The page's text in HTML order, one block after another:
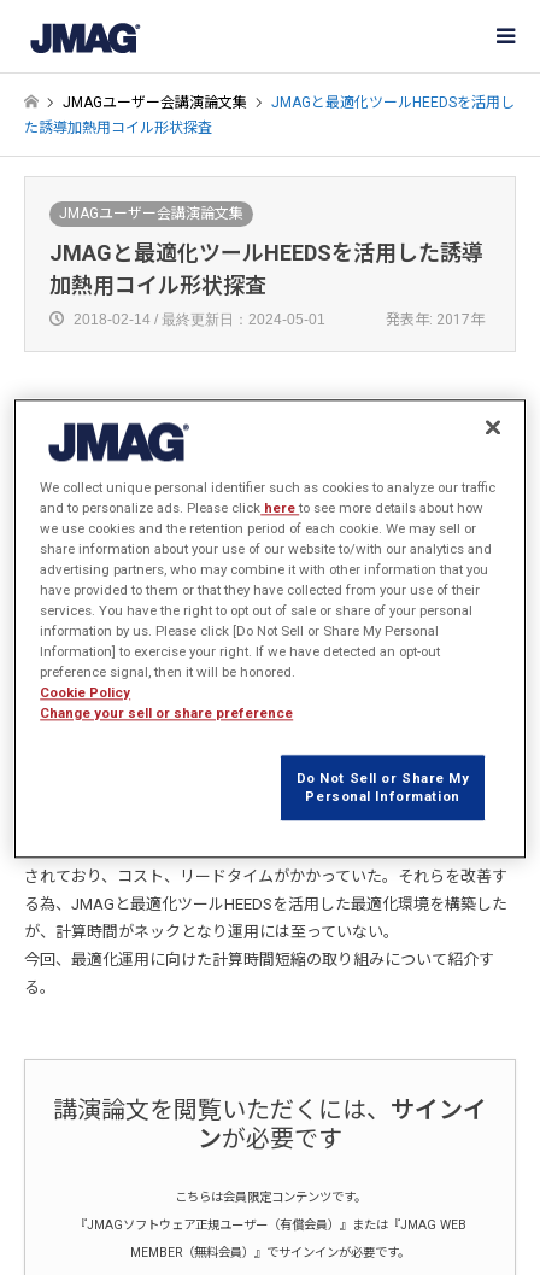
JMAGユーザー会講演論文集
JMAGと最適化ツールHEEDSを活用し
た誘導加熱用コイル形状探査
JMAGユーザー会講演論文集
JMAGと最適化ツールHEEDSを活用した誘導
加熱用コイル形状探査
2018-02-14 / 最終更新日：2024-05-01 発表年: 2017年
株式会社エィ・ダブリュ・エンジニアリング
松村 俊明
概要
自動車の高性能化・燃費向上に向けて、自動変速機は高強度・軽量化
が求められており、それらを達成する上で熱処理による高強度化は不
可欠である。
電磁誘導加熱において、コイル形状・加工条件はワーク温度分布を決
されており、コスト、リードタイムがかかっていた。それらを改善す
る為、JMAGと最適化ツールHEEDSを活用した最適化環境を構築した
が、計算時間がネックとなり運用には至っていない。
今回、最適化運用に向けた計算時間短縮の取り組みについて紹介す
る。
講演論文を閲覧いただくには、 サインイ
ンが必要です
こちらは会員限定コンテンツです。
『JMAGソフトウェア正規ユーザー（有償会員）』または『JMAG WEB
MEMBER（無料会員）』でサインインが必要です。
We collect unique personal identifier such as cookies to analyze our traffic
and to personalize ads. Please click hereto see more details about how
we use cookies and the retention period of each cookie. We may sell or
share information about your use of our website to/with our analytics and
advertising partners, who may combine it with other information that you
have provided to them or that they have collected from your use of their
services. You have the right to opt out of sale or share of your personal
information by us. Please click [Do Not Sell or Share My Personal
Information] to exercise your right. If we have detected an opt-out
preference signal, then it will be honored.
Cookie Policy
Change your sell or share preference
Do Not Sell or Share My
Personal Information